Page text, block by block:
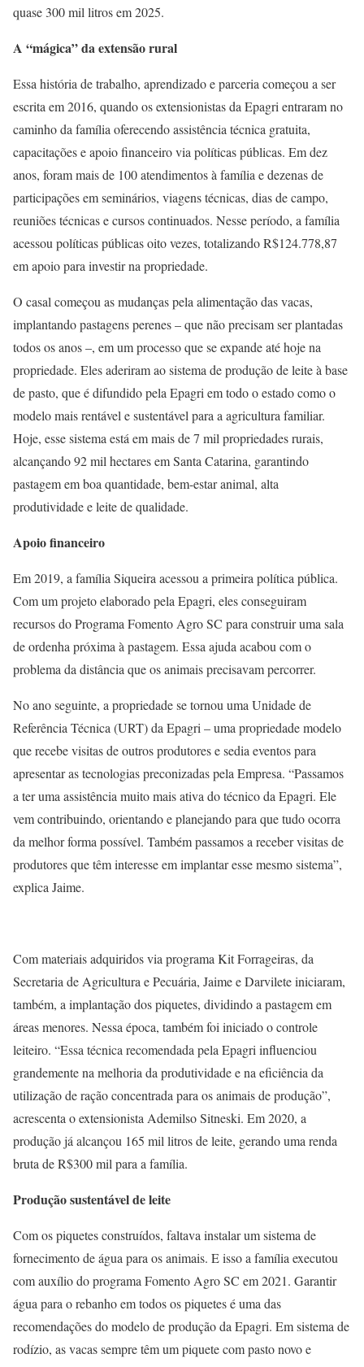
quase 300 mil litros em 2025.
A “mágica” da extensão rural
Essa história de trabalho, aprendizado e parceria começou a ser
escrita em 2016, quando os extensionistas da Epagri entraram no
caminho da família oferecendo assistência técnica gratuita,
capacitações e apoio financeiro via políticas públicas. Em dez
anos, foram mais de 100 atendimentos à família e dezenas de
participações em seminários, viagens técnicas, dias de campo,
reuniões técnicas e cursos continuados. Nesse período, a família
acessou políticas públicas oito vezes, totalizando R$124.778,87
em apoio para investir na propriedade.
O casal começou as mudanças pela alimentação das vacas,
implantando pastagens perenes – que não precisam ser plantadas
todos os anos –, em um processo que se expande até hoje na
propriedade. Eles aderiram ao sistema de produção de leite à base
de pasto, que é difundido pela Epagri em todo o estado como o
modelo mais rentável e sustentável para a agricultura familiar.
Hoje, esse sistema está em mais de 7 mil propriedades rurais,
alcançando 92 mil hectares em Santa Catarina, garantindo
pastagem em boa quantidade, bem-estar animal, alta
produtividade e leite de qualidade.
Apoio financeiro
Em 2019, a família Siqueira acessou a primeira política pública.
Com um projeto elaborado pela Epagri, eles conseguiram
recursos do Programa Fomento Agro SC para construir uma sala
de ordenha próxima à pastagem. Essa ajuda acabou com o
problema da distância que os animais precisavam percorrer.
No ano seguinte, a propriedade se tornou uma Unidade de
Referência Técnica (URT) da Epagri – uma propriedade modelo
que recebe visitas de outros produtores e sedia eventos para
apresentar as tecnologias preconizadas pela Empresa. “Passamos
a ter uma assistência muito mais ativa do técnico da Epagri. Ele
vem contribuindo, orientando e planejando para que tudo ocorra
da melhor forma possível. Também passamos a receber visitas de
produtores que têm interesse em implantar esse mesmo sistema”,
explica Jaime.
Com materiais adquiridos via programa Kit Forrageiras, da
Secretaria de Agricultura e Pecuária, Jaime e Darvilete iniciaram,
também, a implantação dos piquetes, dividindo a pastagem em
áreas menores. Nessa época, também foi iniciado o controle
leiteiro. “Essa técnica recomendada pela Epagri influenciou
grandemente na melhoria da produtividade e na eficiência da
utilização de ração concentrada para os animais de produção”,
acrescenta o extensionista Ademilso Sitneski. Em 2020, a
produção já alcançou 165 mil litros de leite, gerando uma renda
bruta de R$300 mil para a família.
Produção sustentável de leite
Com os piquetes construídos, faltava instalar um sistema de
fornecimento de água para os animais. E isso a família executou
com auxílio do programa Fomento Agro SC em 2021. Garantir
água para o rebanho em todos os piquetes é uma das
recomendações do modelo de produção da Epagri. Em sistema de
rodízio, as vacas sempre têm um piquete com pasto novo e